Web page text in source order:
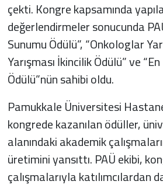
çekti. Kongre kapsamında
değerlendirmeler sonucunda
Sunumu Ödülü”, “Onkologlar
Yarışması İkincilik Ödülü” ve
Ödülü”nün sahibi oldu.
Pamukkale Üniversitesi
kongrede kazanılan ödüller,
alanındaki akademik
üretimini yansıttı. PAÜ ekibi,
çalışmalarıyla katılımcılardan